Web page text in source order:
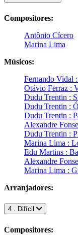
Compositores:
Antônio Cícero
Marina Lima
Músicos:
Fernando Vidal
Otávio Ferraz :
Dudu Trentin :
Dudu Trentin :
Dudu Trentin :
Alexandre
Dudu Trentin :
Marina Lima :
Edu Martins :
Alexandre
Marina Lima :
Arranjadores:
4 . Difícil
Compositores: